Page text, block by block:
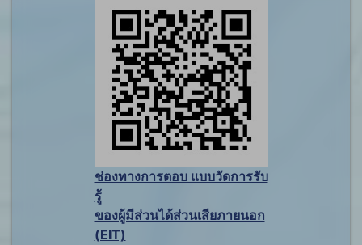
ช่องทางการตอบ แบบวัดการรับ
รู้
ของผู้มีส่วนได้ส่วนเสียภายนอก
(EIT)